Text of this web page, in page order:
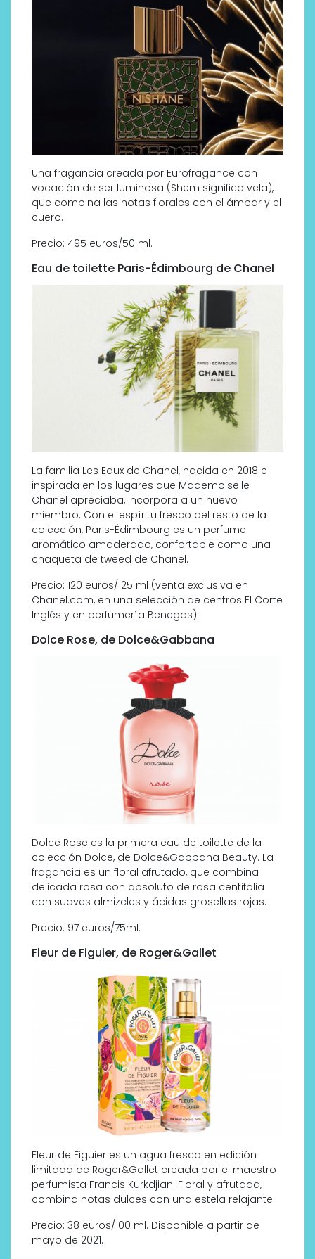
Una fragancia creada por Eurofragance con
vocación de ser luminosa (Shem significa vela),
que combina las notas florales con el ámbar y el
cuero.
Precio: 495 euros/50 ml.
Eau de toilette Paris-Édimbourg de Chanel
La familia Les Eaux de Chanel, nacida en 2018 e
inspirada en los lugares que Mademoiselle
Chanel apreciaba, incorpora a un nuevo
miembro. Con el espíritu fresco del resto de la
colección, Paris-Édimbourg es un perfume
aromático amaderado, confortable como una
chaqueta de tweed de Chanel.
Precio: 120 euros/125 ml (venta exclusiva en
Chanel.com, en una selección de centros El Corte
Inglés y en perfumería Benegas).
Dolce Rose, de Dolce&Gabbana
Dolce Rose es la primera eau de toilette de la
colección Dolce, de Dolce&Gabbana Beauty. La
fragancia es un floral afrutado, que combina
delicada rosa con absoluto de rosa centifolia
con suaves almizcles y ácidas grosellas rojas.
Precio: 97 euros/75ml.
Fleur de Figuier, de Roger&Gallet
Fleur de Figuier es un agua fresca en edición
limitada de Roger&Gallet creada por el maestro
perfumista Francis Kurkdjian. Floral y afrutada,
combina notas dulces con una estela relajante.
Precio: 38 euros/100 ml. Disponible a partir de
mayo de 2021.